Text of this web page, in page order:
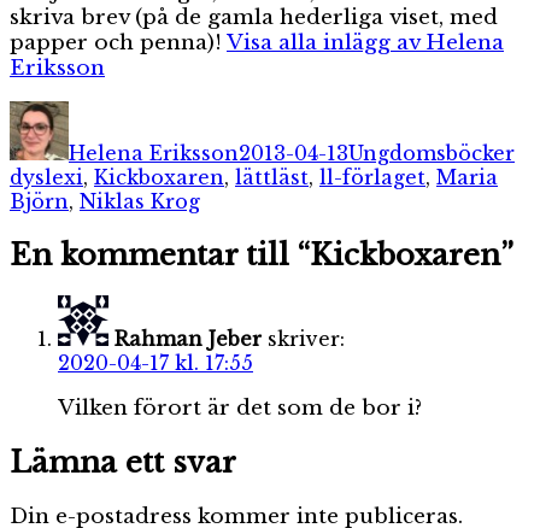
skriva brev (på de gamla hederliga viset, med
papper och penna)! Visa alla inlägg av Helena
Eriksson
Författare
Helena Eriksson2013-04-13Ungdomsböcker
dyslexi, Kickboxaren, lättläst, ll-förlaget, Maria
Björn, Niklas Krog
En kommentar till “Kickboxaren”
Rahman Jeber skriver:
2020-04-17 kl. 17:55
Vilken förort är det som de bor i?
Lämna ett svar
Din e-postadress kommer inte publiceras.